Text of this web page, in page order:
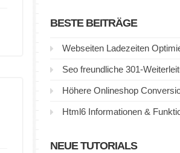
BESTE BEITRÄGE
Webseiten Ladezeiten
Seo freundliche 301-
Höhere Onlineshop
Html6 Informationen &
NEUE TUTORIALS